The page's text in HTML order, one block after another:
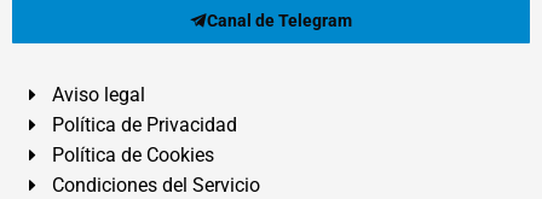
Canal de Telegram
Aviso legal
Política de Privacidad
Política de Cookies
Condiciones del Servicio